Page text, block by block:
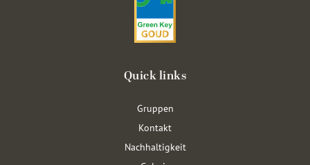
Quick links
Gruppen
Kontakt
Nachhaltigkeit